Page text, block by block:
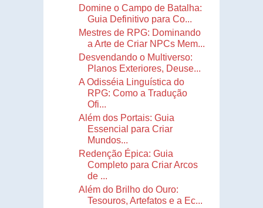
Domine o Campo de Batalha:
Guia Definitivo para Co...
Mestres de RPG: Dominando
a Arte de Criar NPCs Mem...
Desvendando o Multiverso:
Planos Exteriores, Deuse...
A Odisséia Linguística do
RPG: Como a Tradução
Ofi...
Além dos Portais: Guia
Essencial para Criar
Mundos...
Redenção Épica: Guia
Completo para Criar Arcos
de ...
Além do Brilho do Ouro:
Tesouros, Artefatos e a Ec...